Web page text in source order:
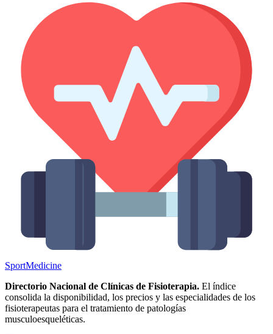
SportMedicine
Directorio Nacional de Clínicas de Fisioterapia. El índice
consolida la disponibilidad, los precios y las especialidades de los
fisioterapeutas para el tratamiento de patologías
musculoesqueléticas.